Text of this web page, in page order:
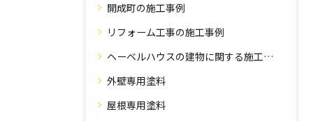
開成町の施工事例
リフォーム工事の施工事例
ヘーベルハウスの建物に関する施工事例
外壁専用塗料
屋根専用塗料